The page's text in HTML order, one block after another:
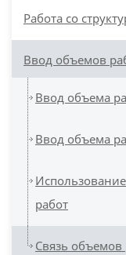
Работа со
Ввод объемов
Ввод объема
Ввод объема
работ
Связь